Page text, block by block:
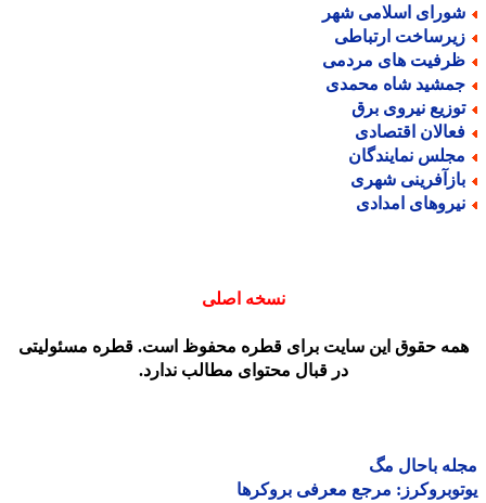
اسلامی شهر
ارتباطی
های مردمی
شاه محمدی
نیروی برق
اقتصادی
نمایندگان
شهری
امدادی
نسخه اصلی
حقوق این سایت برای قطره محفوظ است. قطره مسئولیتی
در قبال محتوای مطالب ندارد.
باحال مگ
مرجع معرفی بروکرها